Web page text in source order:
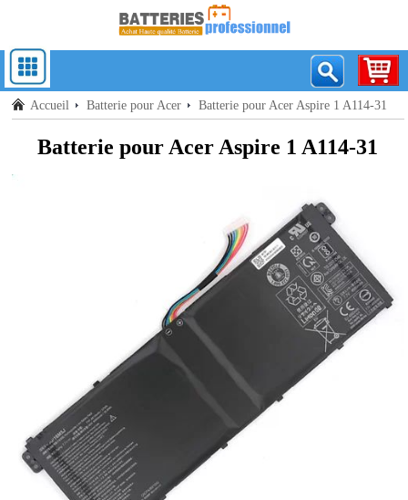
Accueil Batterie pour Acer Batterie pour Acer Aspire 1 A114-31
Batterie pour Acer Aspire 1 A114-31